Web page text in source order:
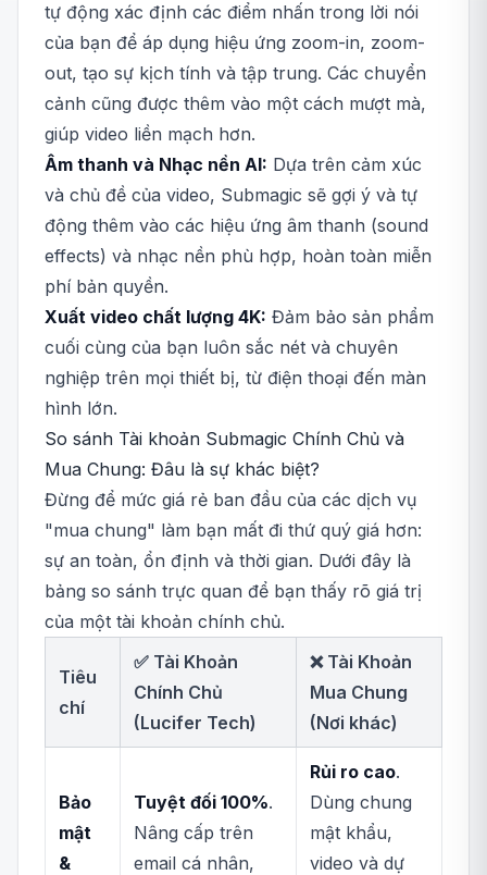
tự động xác định các điểm nhấn trong lời nói
của bạn để áp dụng hiệu ứng zoom-in, zoom-
out, tạo sự kịch tính và tập trung. Các chuyển
cảnh cũng được thêm vào một cách mượt mà,
giúp video liền mạch hơn.
Âm thanh và Nhạc nền AI: Dựa trên cảm xúc
và chủ đề của video, Submagic sẽ gợi ý và tự
động thêm vào các hiệu ứng âm thanh (sound
effects) và nhạc nền phù hợp, hoàn toàn miễn
phí bản quyền.
Xuất video chất lượng 4K: Đảm bảo sản phẩm
cuối cùng của bạn luôn sắc nét và chuyên
nghiệp trên mọi thiết bị, từ điện thoại đến màn
hình lớn.
So sánh Tài khoản Submagic Chính Chủ và
Mua Chung: Đâu là sự khác biệt?
Đừng để mức giá rẻ ban đầu của các dịch vụ
"mua chung" làm bạn mất đi thứ quý giá hơn:
sự an toàn, ổn định và thời gian. Dưới đây là
bảng so sánh trực quan để bạn thấy rõ giá trị
của một tài khoản chính chủ.
Tiêu
chí
✅ Tài Khoản
Chính Chủ
(Lucifer Tech)
❌ Tài Khoản
Mua Chung
(Nơi khác)
Bảo
mật
&
Tuyệt đối 100%.
Nâng cấp trên
email cá nhân,
Rủi ro cao.
Dùng chung
mật khẩu,
video và dự